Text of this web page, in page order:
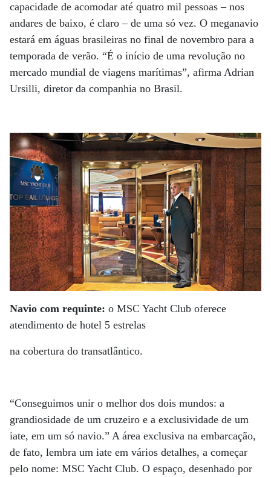
capacidade de acomodar até quatro mil pessoas – nos
andares de baixo, é claro – de uma só vez. O meganavio
estará em águas brasileiras no final de novembro para a
temporada de verão. “É o início de uma revolução no
mercado mundial de viagens marítimas”, afirma Adrian
Ursilli, diretor da companhia no Brasil.
Navio com requinte: o MSC Yacht Club oferece
atendimento de hotel 5 estrelas
na cobertura do transatlântico.
“Conseguimos unir o melhor dos dois mundos: a
grandiosidade de um cruzeiro e a exclusividade de um
iate, em um só navio.” A área exclusiva na embarcação,
de fato, lembra um iate em vários detalhes, a começar
pelo nome: MSC Yacht Club. O espaço, desenhado por